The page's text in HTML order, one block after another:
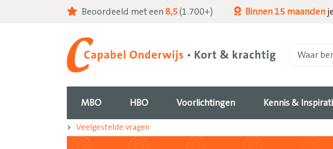
Waar
MBO HBO Voorlichtingen Kennis &
Beoordeeld met een 8,5(1.700+) Binnen 15 maanden
Veelgestelde vragen